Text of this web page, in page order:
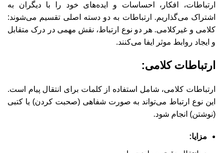
ارتباطات، افکار، احساسات و ایده‌های خود را با دیگران به
اشتراک می‌گذاریم. ارتباطات به دو دسته اصلی تقسیم می‌شوند:
کلامی و غیرکلامی. هر دو نوع ارتباط، نقش مهمی در درک متقابل
و ایجاد روابط موثر ایفا می‌کنند.
ارتباطات کلامی:
ارتباطات کلامی، شامل استفاده از کلمات برای انتقال پیام است.
این نوع ارتباط می‌تواند به صورت شفاهی (صحبت کردن) یا کتبی
(نوشتن) انجام شود.
مزایا: